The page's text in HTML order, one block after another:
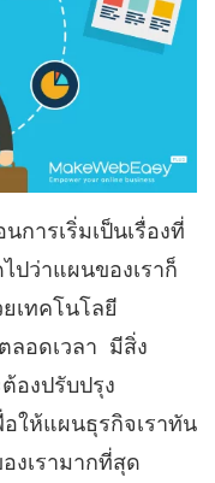
การเริ่มเป็นเรื่องที่
ว่าแผนของเราก็
เทคโนโลยี
ลอดเวลา มีสิ่ง
องปรับปรุง
ให้แผนธุรกิจเราทัน
งเรามากที่สุด